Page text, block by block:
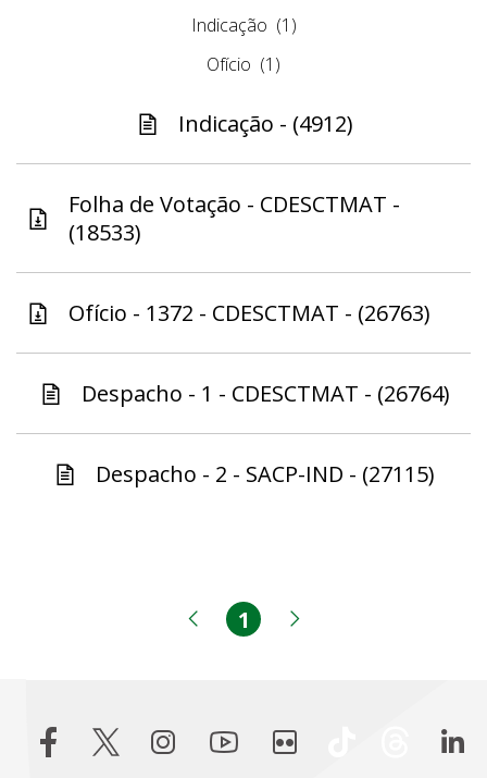
Indicação (1)
Ofício (1)
Indicação - (4912)
Folha de Votação - CDESCTMAT -
(18533)
Ofício - 1372 - CDESCTMAT - (26763)
Despacho - 1 - CDESCTMAT - (26764)
Despacho - 2 - SACP-IND - (27115)
Página anterior
Página
1